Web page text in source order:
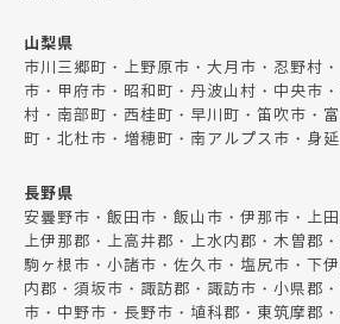
山梨県
市川三郷町・上野原市・大月市・忍野村
市・甲府市・昭和町・丹波山村・中央市
村・南部町・西桂町・早川町・笛吹市・
町・北杜市・増穂町・南アルプス市・身
長野県
安曇野市・飯田市・飯山市・伊那市・上
上伊那郡・上高井郡・上水内郡・木曽郡
駒ヶ根市・小諸市・佐久市・塩尻市・下
内郡・須坂市・諏訪郡・諏訪市・小県郡
市・中野市・長野市・埴科郡・東筑摩郡